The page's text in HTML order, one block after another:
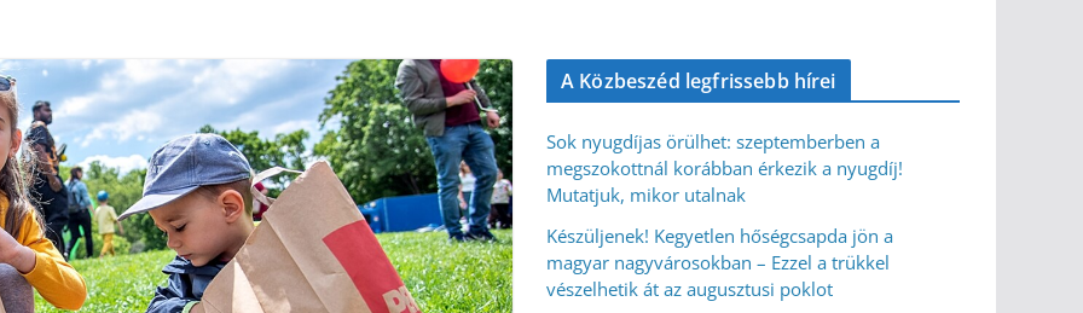
A Közbeszéd legfrissebb hírei
Sok nyugdíjas örülhet: szeptemberben a
megszokottnál korábban érkezik a nyugdíj!
Mutatjuk, mikor utalnak
Készüljenek! Kegyetlen hőségcsapda jön a
magyar nagyvárosokban – Ezzel a trükkel
vészelhetik át az augusztusi poklot